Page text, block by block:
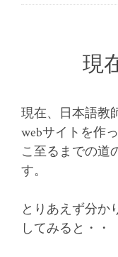
現
現在、日本語教
webサイトを作
こ至るまでの道
す。
とりあえず分か
してみると・・